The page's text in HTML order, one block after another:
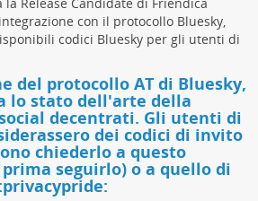
con il protocollo Bluesky,
codici Bluesky per gli utenti di
del protocollo AT di Bluesky,
lo stato dell'arte della
decentrati. Gli utenti di
dei codici di invito
chiederlo a questo
seguirlo) o a quello di